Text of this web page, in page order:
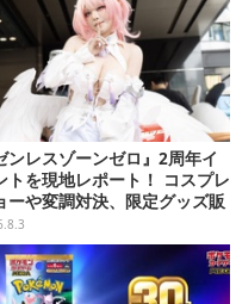
ンレスゾーンゼロ』2周年イ
トを現地レポート！ コスプレ
ーや変調対決、限定グッズ販
会場はプロキシたちの熱気に
れる